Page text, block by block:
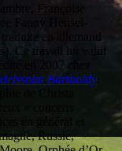
Françoise
Fanny Hensel-
en allemand
Ce travail lui valut
en 2007 chez
Bartholdy
de Christa
en général et
Russie,